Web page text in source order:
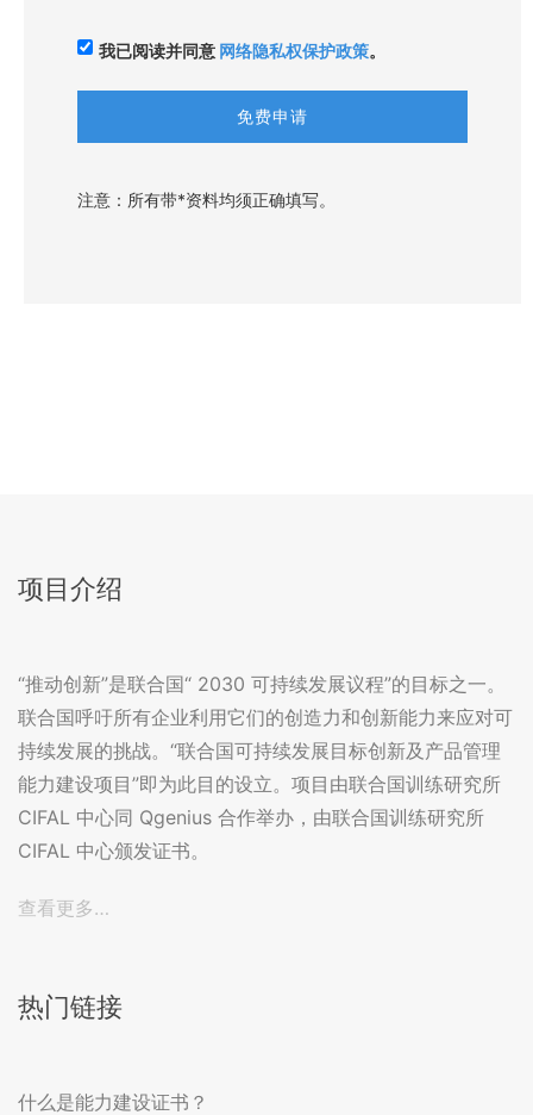
我已阅读并同意 网络隐私权保护政策。
注意：所有带*资料均须正确填写。
项目介绍
“推动创新”是联合国“ 2030 可持续发展议程”的目标之一。
联合国呼吁所有企业利用它们的创造力和创新能力来应对可
持续发展的挑战。“联合国可持续发展目标创新及产品管理
能力建设项目”即为此目的设立。项目由联合国训练研究所
CIFAL 中心同 Qgenius 合作举办，由联合国训练研究所
CIFAL 中心颁发证书。
查看更多…
热门链接
什么是能力建设证书？